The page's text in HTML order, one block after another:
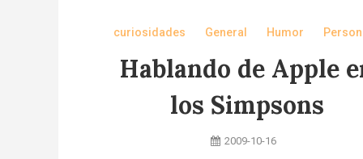
curiosidades General Humor
Hablando de Apple
los Simpsons
2009-10-16